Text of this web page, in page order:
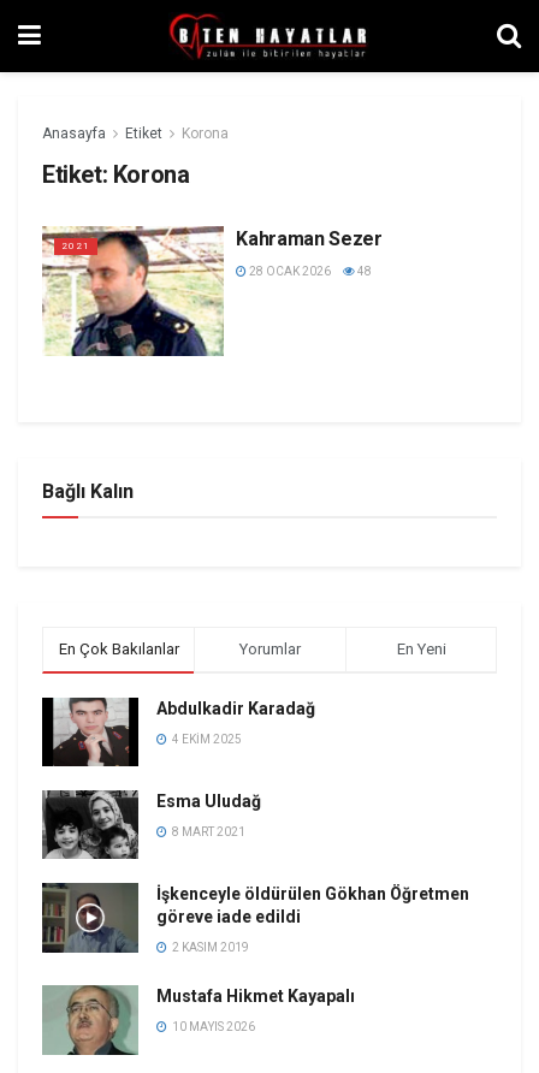
Anasayfa Etiket Korona
Etiket: Korona
2021 Kahraman Sezer
28 OCAK 2026 48
Bağlı Kalın
En Çok Bakılanlar Yorumlar En Yeni
Abdulkadir Karadağ
4 EKIM 2025
Esma Uludağ
8 MART 2021
İşkenceyle öldürülen Gökhan Öğretmen
göreve iade edildi
2 KASIM 2019
Mustafa Hikmet Kayapalı
10 MAYIS 2026